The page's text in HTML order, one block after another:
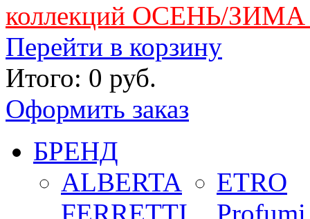
коллекций ОСЕНЬ/ЗИМА
Перейти в корзину
Итого: 0 руб.
Оформить заказ
БРЕНД
ALBERTA
ETRO